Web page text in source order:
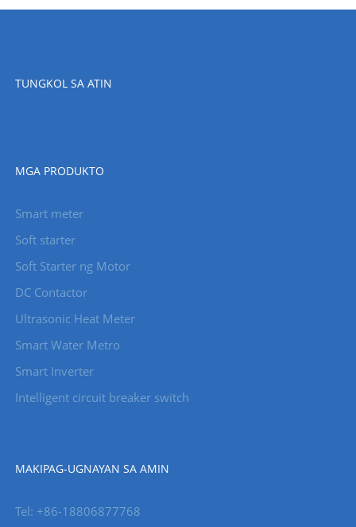
TUNGKOL SA ATIN
MGA PRODUKTO
Smart meter
Soft starter
Soft Starter ng Motor
DC Contactor
Ultrasonic Heat Meter
Smart Water Metro
Smart Inverter
Intelligent circuit breaker switch
MAKIPAG-UGNAYAN SA AMIN
Tel: +86-18806877768